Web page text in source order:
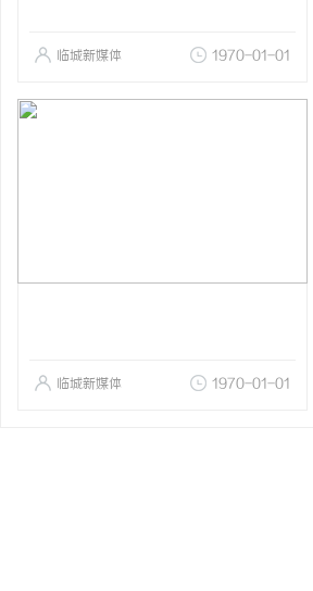
临城新媒体 1970-01-01
临城新媒体 1970-01-01